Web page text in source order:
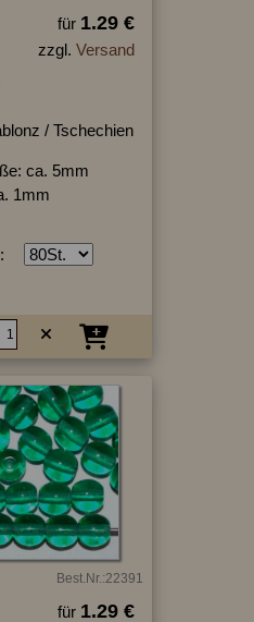
für 1.29 €
zzgl. Versand
/ Tschechien
ca. 5mm
1mm
Best.Nr.:22391
für 1.29 €